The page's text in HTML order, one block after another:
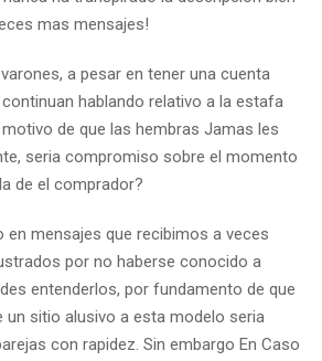
mas mensajes!
a pesar en tener una cuenta
hablando relativo a la estafa
de que las hembras Jamas les
seria compromiso sobre el momento
de el comprador?
en mensajes que recibimos a veces
por no haberse conocido a
entenderlos, por fundamento de que
un sitio alusivo a esta modelo seria
con rapidez. Sin embargo En Caso